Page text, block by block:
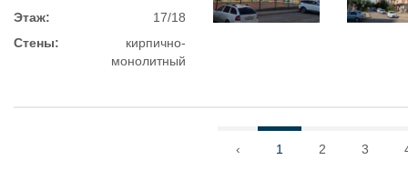
Этаж:
17/18
Стены:
кирпично-
монолитный
‹ 1 2 3